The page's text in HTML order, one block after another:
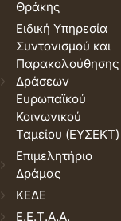
Θράκης
Ειδική Υπηρεσία
Συντονισμού και
Παρακολούθησης
Δράσεων
Ευρωπαϊκού
Κοινωνικού
Ταμείου (ΕΥΣΕΚΤ)
Επιμελητήριο
Δράμας
ΚΕΔΕ
Ε.Ε.Τ.Α.Α.